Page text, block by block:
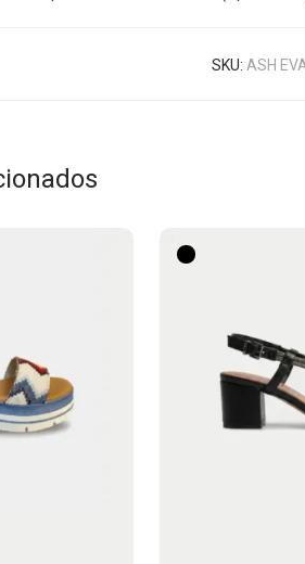
SKU: ASH